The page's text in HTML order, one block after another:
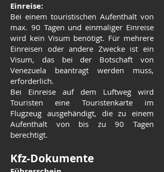
Einreise:
Bei einem touristischen Aufenthalt von
max. 90 Tagen und einmaliger Einreise
wird kein Visum benötigt. Für mehrere
Einreisen oder andere Zwecke ist ein
Visum, das bei der Botschaft von
Venezuela beantragt werden muss,
erforderlich.
Bei Einreise auf dem Luftweg wird
Touristen eine Touristenkarte im
Flugzeug ausgehändigt, die zu einem
Aufenthalt von bis zu 90 Tagen
berechtigt.
Kfz-Dokumente